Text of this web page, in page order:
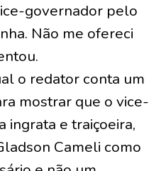
governador pelo
Não me ofereci
o redator conta um
mostrar que o vice-
ingrata e traiçoeira,
Cameli como